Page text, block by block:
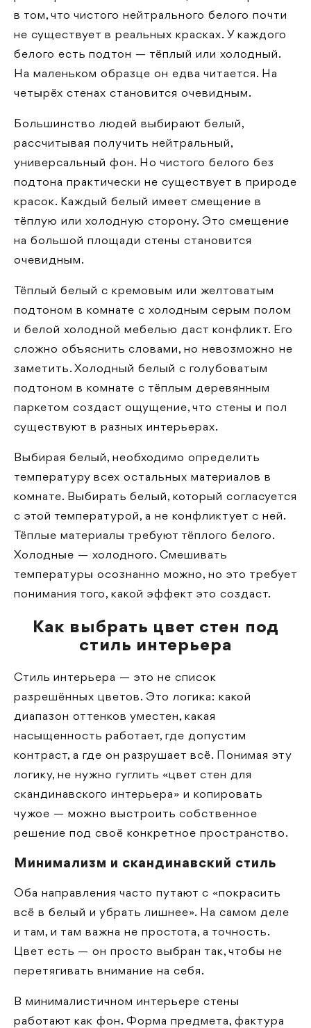
в том, что чистого нейтрального белого почти
не существует в реальных красках. У каждого
белого есть подтон — тёплый или холодный.
На маленьком образце он едва читается. На
четырёх стенах становится очевидным.
Большинство людей выбирают белый,
рассчитывая получить нейтральный,
универсальный фон. Но чистого белого без
подтона практически не существует в природе
красок. Каждый белый имеет смещение в
тёплую или холодную сторону. Это смещение
на большой площади стены становится
очевидным.
Тёплый белый с кремовым или желтоватым
подтоном в комнате с холодным серым полом
и белой холодной мебелью даст конфликт. Его
сложно объяснить словами, но невозможно не
заметить. Холодный белый с голубоватым
подтоном в комнате с тёплым деревянным
паркетом создаст ощущение, что стены и пол
существуют в разных интерьерах.
Выбирая белый, необходимо определить
температуру всех остальных материалов в
комнате. Выбирать белый, который согласуется
с этой температурой, а не конфликтует с ней.
Тёплые материалы требуют тёплого белого.
Холодные — холодного. Смешивать
температуры осознанно можно, но это требует
понимания того, какой эффект это создаст.
Как выбрать цвет стен под
стиль интерьера
Стиль интерьера — это не список
разрешённых цветов. Это логика: какой
диапазон оттенков уместен, какая
насыщенность работает, где допустим
контраст, а где он разрушает всё. Понимая эту
логику, не нужно гуглить «цвет стен для
скандинавского интерьера» и копировать
чужое — можно выстроить собственное
решение под своё конкретное пространство.
Минимализм и скандинавский стиль
Оба направления часто путают с «покрасить
всё в белый и убрать лишнее». На самом деле
и там, и там важна не простота, а точность.
Цвет есть — он просто выбран так, чтобы не
перетягивать внимание на себя.
В минималистичном интерьере стены
работают как фон. Форма предмета, фактура